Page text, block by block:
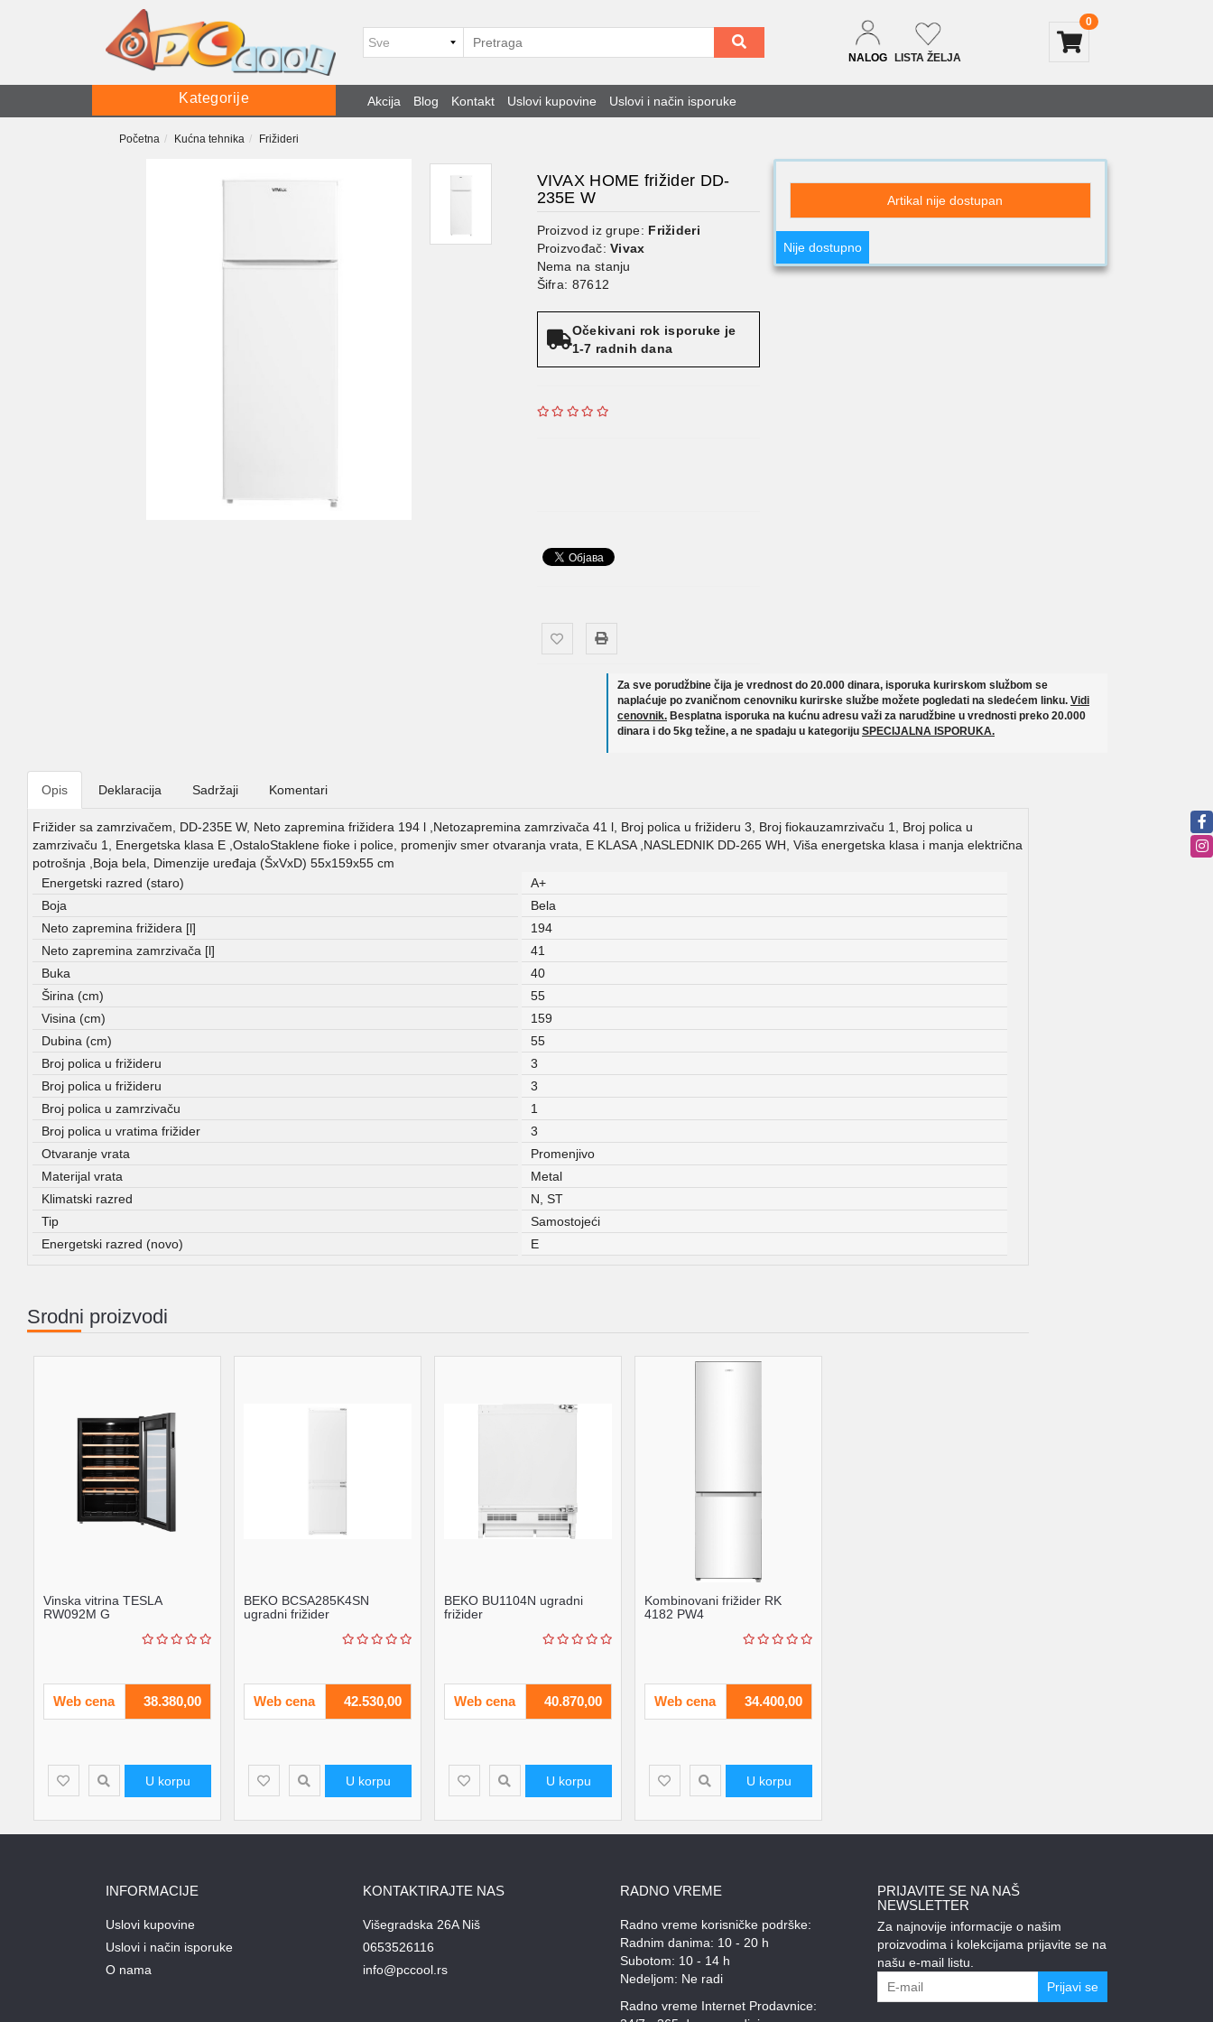
NALOG LISTA ŽELJA
0
Kategorije Akcija Blog Kontakt Uslovi kupovine Uslovi i način isporuke
Početna Kućna tehnika Frižideri
VIVAX HOME frižider DD-
235E W
Proizvod iz grupe: Frižideri
Proizvođač:Vivax
Nema na stanju
Šifra: 87612
Očekivani rok isporuke je
1-7 radnih dana
Artikal nije dostupan
Nije dostupno
Za sve porudžbine čija je vrednost do 20.000 dinara, isporuka kurirskom službom se
naplaćuje po zvaničnom cenovniku kurirske službe možete pogledati na sledećem linku. Vidi
cenovnik. Besplatna isporuka na kućnu adresu važi za narudžbine u vrednosti preko 20.000
dinara i do 5kg težine, a ne spadaju u kategoriju SPECIJALNA ISPORUKA.
Opis Deklaracija Sadržaji Komentari
Frižider sa zamrzivačem, DD-235E W, Neto zapremina frižidera 194 l ,Netozapremina zamrzivača 41 l, Broj polica u frižideru 3, Broj fiokauzamrzivaču 1, Broj polica u
zamrzivaču 1, Energetska klasa E ,OstaloStaklene fioke i police, promenjiv smer otvaranja vrata, E KLASA ,NASLEDNIK DD-265 WH, Viša energetska klasa i manja električna
potrošnja ,Boja bela, Dimenzije uređaja (ŠxVxD) 55x159x55 cm
Energetski razred (staro)
A+
Boja
Bela
Neto zapremina frižidera [l]
194
Neto zapremina zamrzivača [l]
41
Buka
40
Širina (cm)
55
Visina (cm)
159
Dubina (cm)
55
Broj polica u frižideru
3
Broj polica u frižideru
3
Broj polica u zamrzivaču
1
Broj polica u vratima frižider
3
Otvaranje vrata
Promenjivo
Materijal vrata
Metal
Klimatski razred
N, ST
Tip
Samostojeći
Energetski razred (novo)
E
Srodni proizvodi
Vinska vitrina TESLA
RW092M G
Web cena 38.380,00
U korpu
BEKO BCSA285K4SN
ugradni frižider
Web cena 42.530,00
U korpu
BEKO BU1104N ugradni
frižider
Web cena 40.870,00
U korpu
Kombinovani frižider RK
4182 PW4
Web cena 34.400,00
U korpu
INFORMACIJE
Uslovi kupovine
Uslovi i način isporuke
O nama
KONTAKTIRAJTE NAS
Višegradska 26A Niš
0653526116
info@pccool.rs
RADNO VREME
Radno vreme korisničke podrške:
Radnim danima: 10 - 20 h
Subotom: 10 - 14 h
Nedeljom: Ne radi
Radno vreme Internet Prodavnice:
PRIJAVITE SE NA NAŠ
NEWSLETTER
Za najnovije informacije o našim
proizvodima i kolekcijama prijavite se na
našu e-mail listu.
Prijavi se